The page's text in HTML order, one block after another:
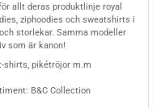
allt deras produktlinje royal
ziphoodies och sweatshirts i
storlekar. Samma modeller
som är kanon!
shirts, pikétröjor m.m
B&C Collection